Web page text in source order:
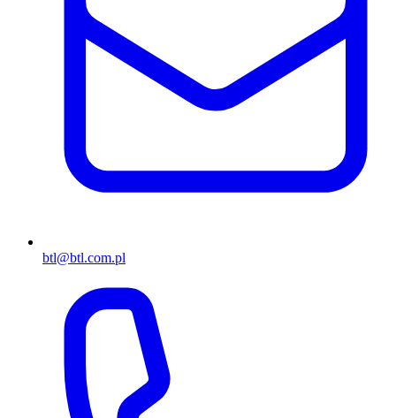
btl@btl.com.pl